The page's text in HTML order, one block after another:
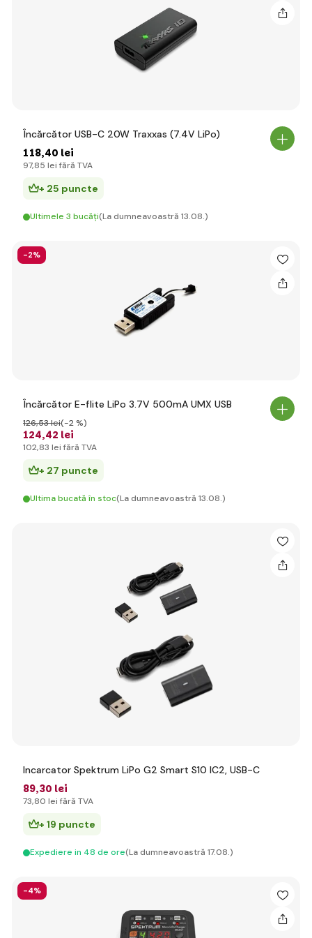
Încărcător USB-C 20W Traxxas (7.4V LiPo)
118,40 lei
97,85 lei fără TVA
+ 25 puncte
Ultimele 3 bucăți(La dumneavoastră 13.08.)
-2%
Încărcător E-flite LiPo 3.7V 500mA UMX USB
124,42 lei
126,53 lei(-2 %)
102,83 lei fără TVA
+ 27 puncte
Ultima bucată în stoc(La dumneavoastră 13.08.)
Incarcator Spektrum LiPo G2 Smart S10 IC2, USB-C
89,30 lei
73,80 lei fără TVA
+ 19 puncte
Expediere in 48 de ore(La dumneavoastră 17.08.)
-4%